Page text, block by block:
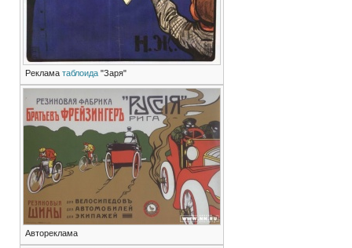
Реклама таблоида"Заря"
Автореклама